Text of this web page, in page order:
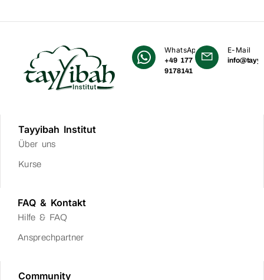
WhatsApp
+49 177
9178141
E-Mail
Tayyibah Institut
Über uns
Kurse
FAQ & Kontakt
Hilfe & FAQ
Ansprechpartner
Community